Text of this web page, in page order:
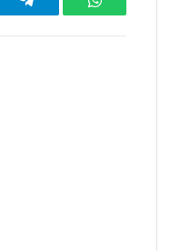
Telegram WhatsApp